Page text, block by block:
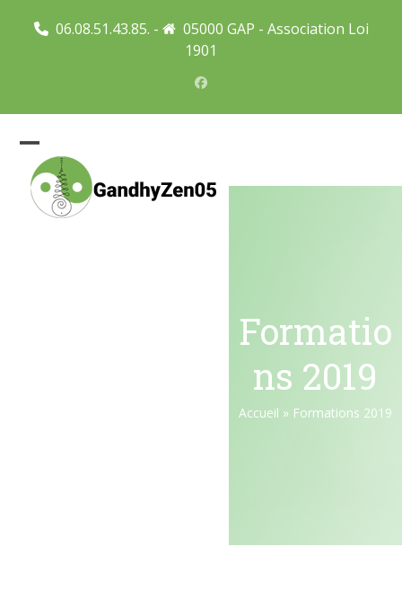
06.08.51.43.85. -
05000 GAP - Association Loi
1901
Facebook
Open
mobile
menu
Close
mobile
menu
Formatio
ns 2019
Accueil » Formations 2019